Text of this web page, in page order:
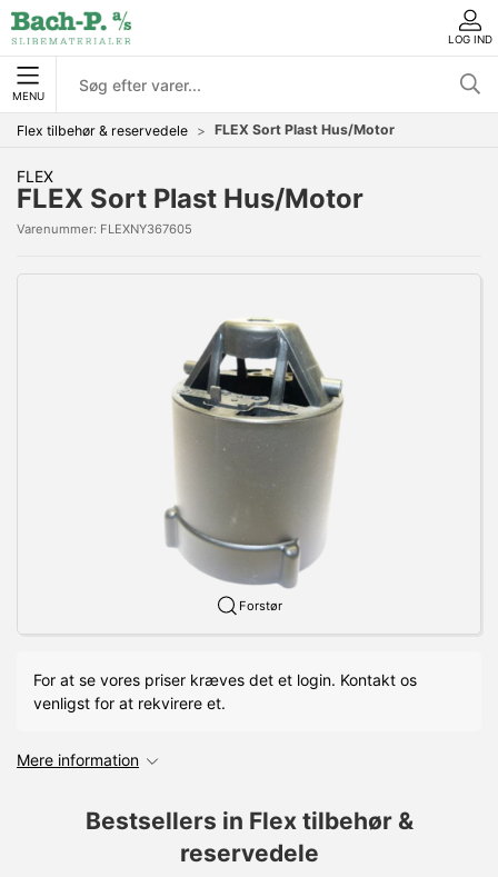
LOG IND
MENU
Flex tilbehør & reservedele FLEX Sort Plast Hus/Motor
FLEX
FLEX Sort Plast Hus/Motor
Varenummer: FLEXNY367605
Forstør
For at se vores priser kræves det et login. Kontakt os
venligst for at rekvirere et.
Mere information
Bestsellers in Flex tilbehør &
reservedele